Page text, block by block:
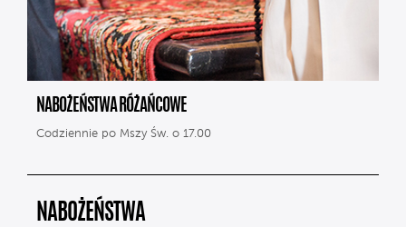
NABOŻEŃSTWA RÓŻAŃCOWE
Codziennie po Mszy Św. o 17.00
NABOŻEŃSTWA